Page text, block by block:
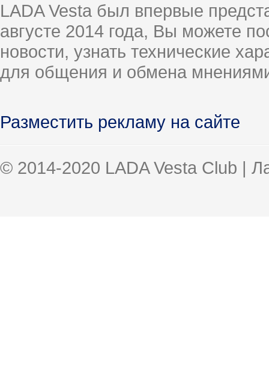
LADA Vesta был впервые
августе 2014 года, Вы можете
новости, узнать технические
для общения и обмена
Разместить рекламу на сайте
© 2014-2020 LADA Vesta Club |